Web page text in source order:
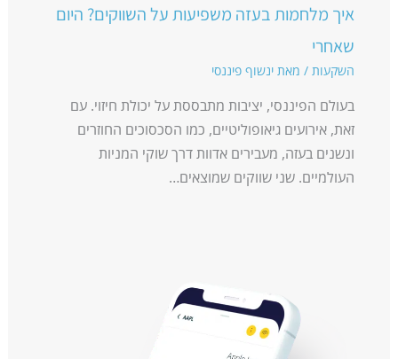
איך מלחמות בעזה משפיעות על השווקים? היום
שאחרי
השקעות / מאת ינשוף פיננסי
בעולם הפיננסי, יציבות מתבססת על יכולת חיזוי. עם
זאת, אירועים גיאופוליטיים, כמו הסכסוכים החוזרים
ונשנים בעזה, מעבירים אדוות דרך שוקי המניות
העולמיים. שני שווקים שמוצאים…